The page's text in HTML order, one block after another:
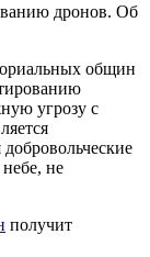
дронов. Об
общин
угрозу с
не
получит